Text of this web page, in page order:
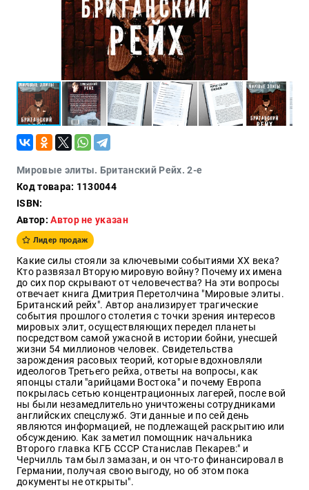
Мировые элиты. Британский Рейх. 2-е
Код товара: 1130044
ISBN:
Автор:Автор не указан
Лидер продаж
Какие силы стояли за ключевыми событиями XX века?
Кто развязал Вторую мировую войну? Почему их имена
до сих пор скрывают от человечества? На эти вопросы
отвечает книга Дмитрия Перетолчина "Мировые элиты.
Британский рейх". Автор анализирует трагические
события прошлого столетия с точки зрения интересов
мировых элит, осуществляющих передел планеты
посредством самой ужасной в истории бойни, унесшей
жизни 54 миллионов человек. Свидетельства
зарождения расовых теорий, которые вдохновляли
идеологов Третьего рейха, ответы на вопросы, как
японцы стали "арийцами Востока" и почему Европа
покрылась сетью концентрационных лагерей, после вой
ны были незамедлительно уничтожены сотрудниками
английских спецслужб. Эти данные и по сей день
являются информацией, не подлежащей раскрытию или
обсуждению. Как заметил помощник начальника
Второго главка КГБ СССР Станислав Пекарев:" и
Черчилль там был замазан, и он что-то финансировал в
Германии, получая свою выгоду, но об этом пока
документы не открыты".
Учебная
литература
Фольклор
будущего
Публицистика
Коллекционные
издания
Тайное и
непознанное
Образ
жизни
Культура
и
Искусство
Поэзия
Кухня,
гастрономия,
кулинария
Оптовикам
Авторам
Контакты
+7(499)
350-17-